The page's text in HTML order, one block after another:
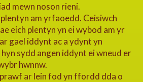
mewn noson rieni.
plentyn am yrfaoedd. Ceisiwch
eich plentyn yn ei wybod am yr
gael iddynt ac a ydynt yn
sydd angen iddynt ei wneud er
hwnnw.
ar lein fod yn ffordd dda o